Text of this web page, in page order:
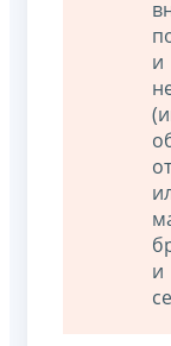
и
и